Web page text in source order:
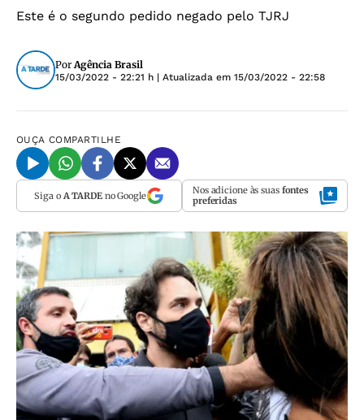
Este é o segundo pedido negado pelo TJRJ
PorAgência Brasil
15/03/2022 - 22:21 h | Atualizada em 15/03/2022 - 22:58
OUÇA COMPARTILHE
Siga o A TARDEno Google Nos adicione às suas fontes
preferidas